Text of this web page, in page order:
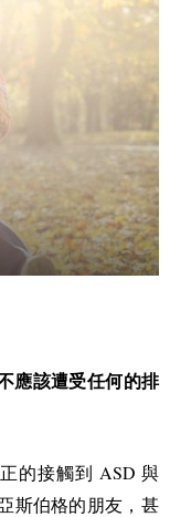
應該遭受任何的排
的接觸到 ASD 與
斯伯格的朋友，甚